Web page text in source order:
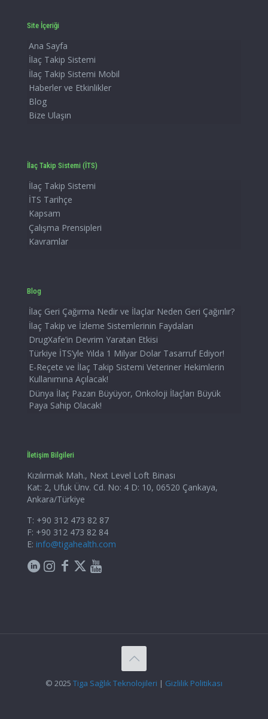
Site İçeriği
Ana Sayfa
İlaç Takip Sistemi
İlaç Takip Sistemi Mobil
Haberler ve Etkinlikler
Blog
Bize Ulaşın
İlaç Takip Sistemi (İTS)
İlaç Takip Sistemi
İTS Tarihçe
Kapsam
Çalışma Prensipleri
Kavramlar
Blog
İlaç Geri Çağırma Nedir ve İlaçlar Neden Geri Çağırılır?
İlaç Takip ve İzleme Sistemlerinin Faydaları
DrugXafe’in Devrim Yaratan Etkisi
Türkiye İTS’yle Yılda 1 Milyar Dolar Tasarruf Ediyor!
E-Reçete ve İlaç Takip Sistemi Veteriner Hekimlerin
Kullanımına Açılacak!
Dünya İlaç Pazarı Büyüyor, Onkoloji İlaçları Büyük
Paya Sahip Olacak!
İletişim Bilgileri
Kızılırmak Mah., Next Level Loft Binası
Kat: 2, Ufuk Ünv. Cd. No: 4 D: 10, 06520 Çankaya,
Ankara/Türkiye
T: +90 312 473 82 87
F: +90 312 473 82 84
E: info@tigahealth.com
© 2025 Tiga Sağlık Teknolojileri | Gizlilik Politikası